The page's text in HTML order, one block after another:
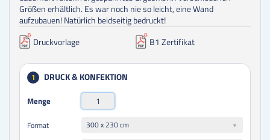
Größen erhältlich. Es war noch nie so leicht, eine Wand
aufzubauen! Natürlich beidseitig bedruckt!
Druckvorlage
B1 Zertifikat
1 DRUCK & KONFEKTION
Menge
Format
300 x 230 cm